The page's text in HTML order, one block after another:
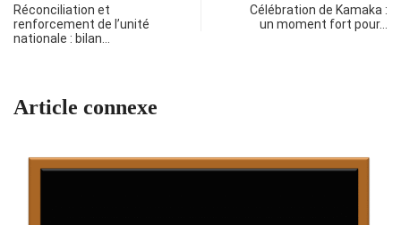
Réconciliation et
renforcement de l’unité
nationale : bilan…
Célébration de Kamaka :
un moment fort pour…
Article connexe